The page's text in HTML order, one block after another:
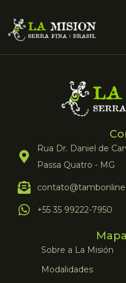
Rua Dr. Daniel de
Passa Quatro - MG
+55 35 99222-7950
Sobre a La Misión
Modalidades